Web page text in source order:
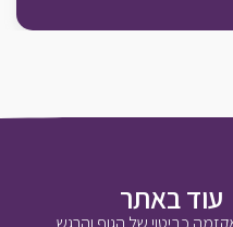
עוד באתר